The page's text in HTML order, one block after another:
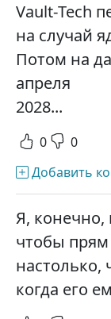
Vаult-Тесh
на случай
Потом на
апреля
2028...
0 0
Добавить
Я, конечно,
чтобы прям
настолько,
когда его